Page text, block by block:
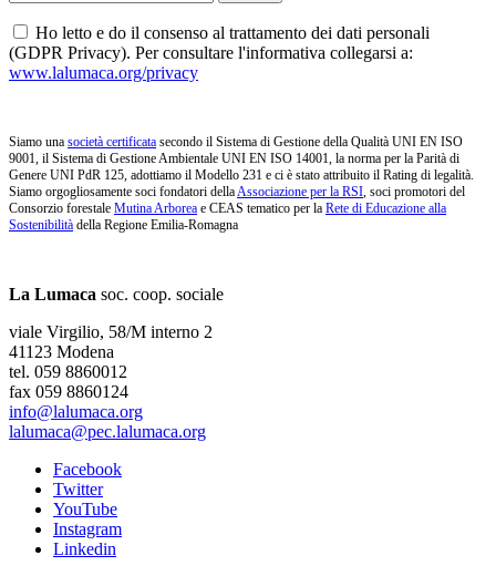
Ho letto e do il consenso al trattamento dei dati personali
(GDPR Privacy). Per consultare l'informativa collegarsi a:
www.lalumaca.org/privacy
Siamo una società certificata secondo il Sistema di Gestione della Qualità UNI EN ISO
9001, il Sistema di Gestione Ambientale UNI EN ISO 14001, la norma per la Parità di
Genere UNI PdR 125, adottiamo il Modello 231 e ci è stato attribuito il Rating di legalità.
Siamo orgogliosamente soci fondatori dellaAssociazione per la RSI, soci promotori del
Consorzio forestale Mutina Arborea e CEAS tematico per la Rete di Educazione alla
Sostenibilità della Regione Emilia-Romagna
La Lumaca soc. coop. sociale
viale Virgilio, 58/M interno 2
41123 Modena
tel. 059 8860012
fax 059 8860124
info@lalumaca.org
lalumaca@pec.lalumaca.org
Facebook
Twitter
YouTube
Instagram
Linkedin